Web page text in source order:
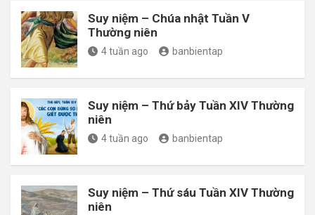
Suy niệm – Chúa nhật Tuần V
Thường niên
4 tuần ago banbientap
Suy niệm – Thứ bảy Tuần XIV Thường
niên
4 tuần ago banbientap
Suy niệm – Thứ sáu Tuần XIV Thường
niên